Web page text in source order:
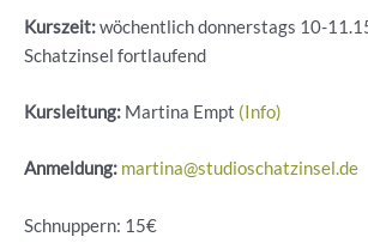
Kurszeit:wöchentlich donnerstags 10-
Schatzinsel fortlaufend
Kursleitung: Martina Empt (Info)
Anmeldung: martina@studioschatzinsel.de
Schnuppern: 15€